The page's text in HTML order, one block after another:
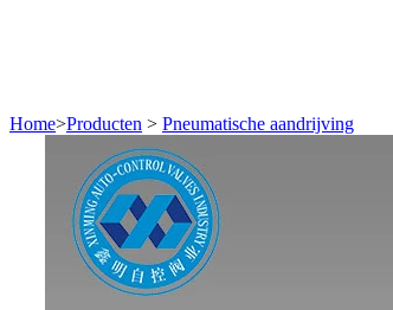
Home>Producten > Pneumatische aandrijving